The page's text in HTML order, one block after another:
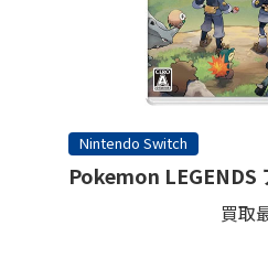
Nintendo Switch
Pokemon LEGENDS
買取